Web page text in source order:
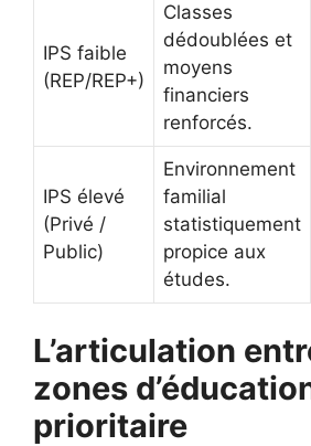
IPS faible
(REP/REP+)
Classes
dédoublées et
moyens
financiers
renforcés.
IPS élevé
(Privé /
Public)
Environnement
familial
statistiquement
propice aux
études.
L’articulation
zones
prioritaire